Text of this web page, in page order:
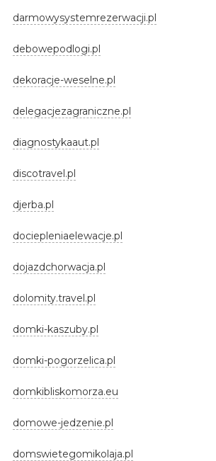
darmowysystemrezerwacji.pl
debowepodlogi.pl
dekoracje-weselne.pl
delegacjezagraniczne.pl
diagnostykaaut.pl
discotravel.pl
djerba.pl
dociepleniaelewacje.pl
dojazdchorwacja.pl
dolomity.travel.pl
domki-kaszuby.pl
domki-pogorzelica.pl
domkibliskomorza.eu
domowe-jedzenie.pl
domswietegomikolaja.pl